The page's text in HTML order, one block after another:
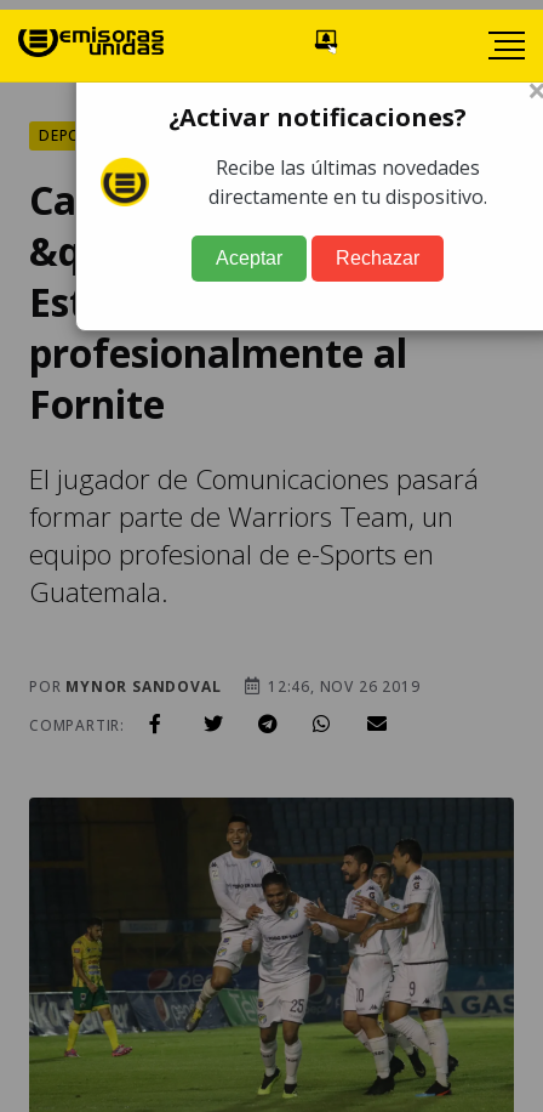
DEPORTES
Carlos
&quot;Chava&quot;
Estrada jugará
profesionalmente al
Fornite
El jugador de Comunicaciones pasará
formar parte de Warriors Team, un
equipo profesional de e-Sports en
Guatemala.
POR MYNOR SANDOVAL
12:46, NOV 26 2019
COMPARTIR:
¿Activar notificaciones?
Recibe las últimas novedades
directamente en tu dispositivo.
Aceptar Rechazar